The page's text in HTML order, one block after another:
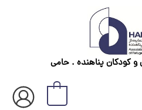
و کودکان پناهنده . حامی